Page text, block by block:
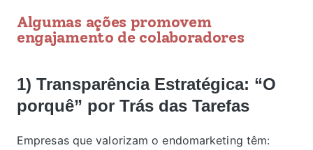
Algumas ações promovem
engajamento de colaboradores
1) Transparência Estratégica: “O
porquê” por Trás das Tarefas
Empresas que valorizam o endomarketing têm: